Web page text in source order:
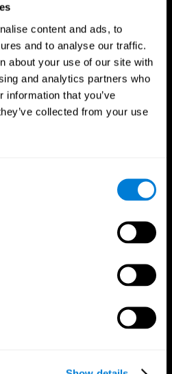
content and ads, to
and to analyse our traffic.
about your use of our site with
and analytics partners who
information that you’ve
collected from your use